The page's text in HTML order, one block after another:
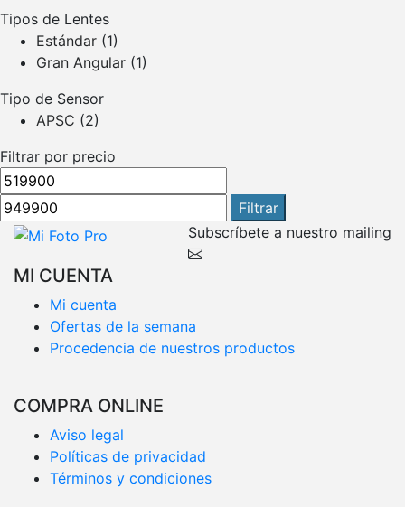
Tipos de Lentes
Estándar (1)
Gran Angular (1)
Tipo de Sensor
APSC (2)
Filtrar por precio
Precio
mínimo
máximo
Filtrar
Subscríbete a nuestro mailing
MI CUENTA
Mi cuenta
Ofertas de la semana
Procedencia de nuestros productos
COMPRA ONLINE
Aviso legal
Políticas de privacidad
Términos y condiciones